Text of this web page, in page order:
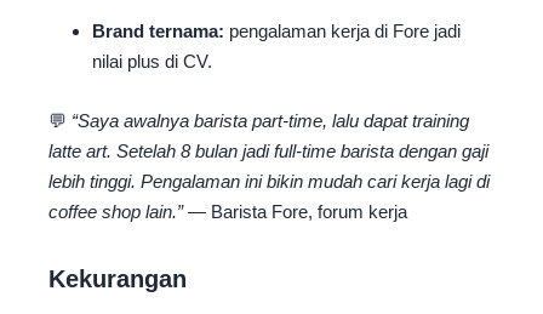
Brand ternama: pengalaman kerja di Fore jadi
nilai plus di CV.
💬 “Saya awalnya barista part-time, lalu dapat training
latte art. Setelah 8 bulan jadi full-time barista dengan gaji
lebih tinggi. Pengalaman ini bikin mudah cari kerja lagi di
coffee shop lain.”— Barista Fore, forum kerja
Kekurangan